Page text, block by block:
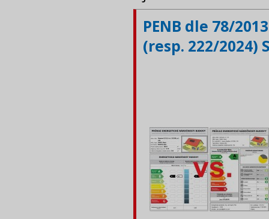
PENB dle 78/
(resp. 222/2024)